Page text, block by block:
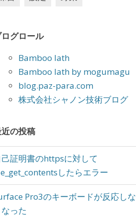
グロール
Bamboo lath
Bamboo lath by mogumagu
blog.paz-para.com
株式会社シャノン技術ブログ
の投稿
証明書のhttpsに対して
したらエラー
Pro3のキーボードが反応しな
った